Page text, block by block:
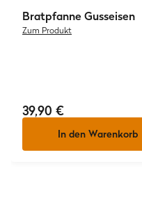
Bratpfanne Gusseisen
Zum Produkt
39,90 €
In den Warenkorb